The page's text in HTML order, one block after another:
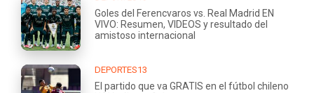
Goles del Ferencvaros vs. Real Madrid EN
VIVO: Resumen, VIDEOS y resultado del
amistoso internacional
DEPORTES13
El partido que va GRATIS en el fútbol chileno